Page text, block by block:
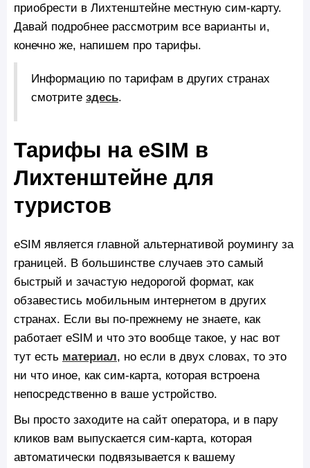
приобрести в Лихтенштейне местную сим-карту.
Давай подробнее рассмотрим все варианты и,
конечно же, напишем про тарифы.
Информацию по тарифам в других странах
смотрите здесь.
Тарифы на eSIM в
Лихтенштейне для
туристов
eSIM является главной альтернативой роумингу за
границей. В большинстве случаев это самый
быстрый и зачастую недорогой формат, как
обзавестись мобильным интернетом в других
странах. Если вы по-прежнему не знаете, как
работает eSIM и что это вообще такое, у нас вот
тут есть материал, но если в двух словах, то это
ни что иное, как сим-карта, которая встроена
непосредственно в ваше устройство.
Вы просто заходите на сайт оператора, и в пару
кликов вам выпускается сим-карта, которая
автоматически подвязывается к вашему